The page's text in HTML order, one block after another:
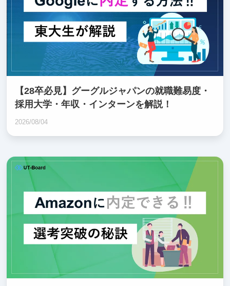
【28卒必見】グーグルジャパンの就職難易度・
採用大学・年収・インターンを解説！
2026/08/04